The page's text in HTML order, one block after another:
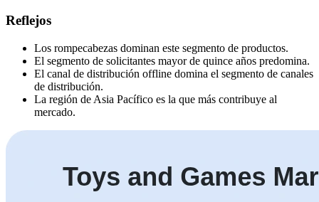
Reflejos
Los rompecabezas dominan este segmento de productos.
El segmento de solicitantes mayor de quince años predomina.
El canal de distribución offline domina el segmento de canales
de distribución.
La región de Asia Pacífico es la que más contribuye al
mercado.